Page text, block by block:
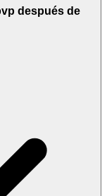
después de